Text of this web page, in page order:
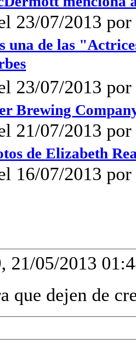
23/07/2013
una de las
23/07/2013
Brewing
21/07/2013
de Elizabeth
16/07/2013
21/05/2013
que dejen de